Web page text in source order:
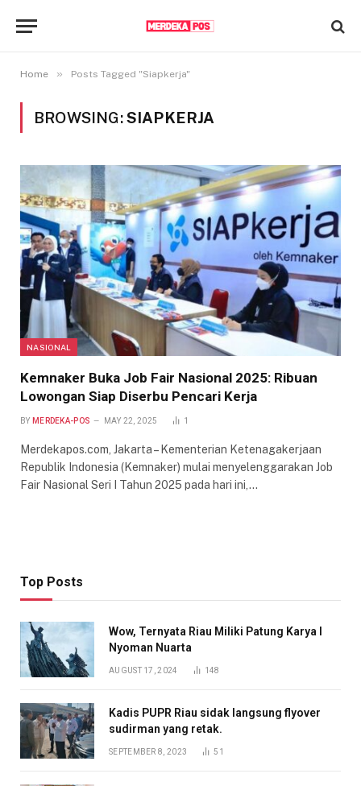
Home » Posts Tagged "Siapkerja"
BROWSING:SIAPKERJA
NASIONAL
Kemnaker Buka Job Fair Nasional 2025: Ribuan
Lowongan Siap Diserbu Pencari Kerja
BY MERDEKA-POS MAY 22, 2025 1
Merdekapos.com, Jakarta – Kementerian Ketenagakerjaan
Republik Indonesia (Kemnaker) mulai menyelenggarakan Job
Fair Nasional Seri I Tahun 2025 pada hari ini,…
Top Posts
Wow, Ternyata Riau Miliki Patung Karya I
Nyoman Nuarta
AUGUST 17, 2024 148
Kadis PUPR Riau sidak langsung flyover
sudirman yang retak.
SEPTEMBER 8, 2023 51